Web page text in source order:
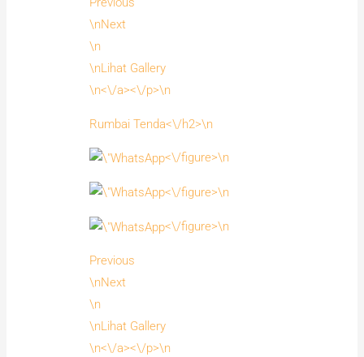
\nNext
\n
\nLihat Gallery
\n<\/a><\/p>\n
Rumbai Tenda<\/h2>\n
<\/figure>\n
<\/figure>\n
<\/figure>\n
Previous
\nNext
\n
\nLihat Gallery
\n<\/a><\/p>\n